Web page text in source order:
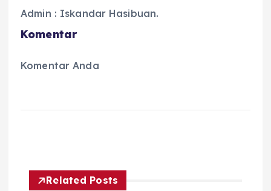
Admin : Iskandar Hasibuan.
Komentar
Komentar Anda
Related Posts